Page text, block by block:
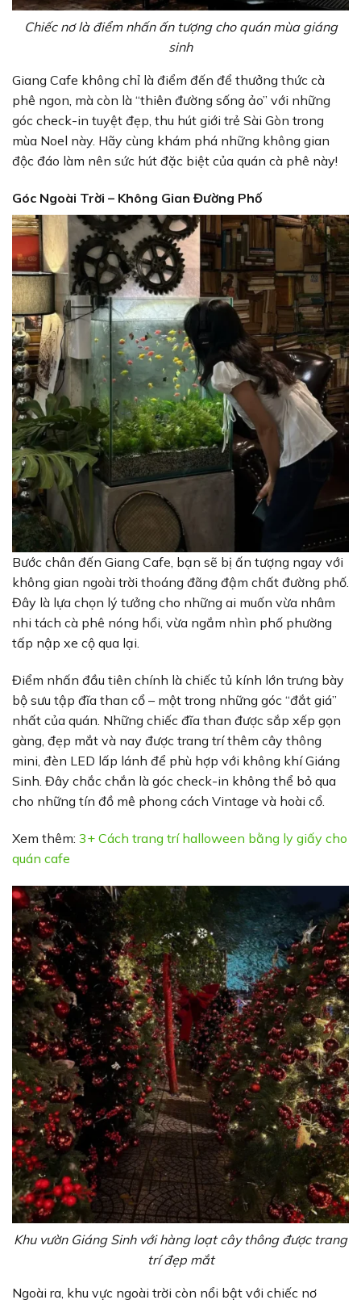
Chiếc nơ là điểm nhấn ấn tượng cho quán mùa giáng
sinh
Giang Cafe không chỉ là điểm đến để thưởng thức cà
phê ngon, mà còn là “thiên đường sống ảo” với những
góc check-in tuyệt đẹp, thu hút giới trẻ Sài Gòn trong
mùa Noel này. Hãy cùng khám phá những không gian
độc đáo làm nên sức hút đặc biệt của quán cà phê này!
Góc Ngoài Trời – Không Gian Đường Phố
Bước chân đến Giang Cafe, bạn sẽ bị ấn tượng ngay với
không gian ngoài trời thoáng đãng đậm chất đường phố.
Đây là lựa chọn lý tưởng cho những ai muốn vừa nhâm
nhi tách cà phê nóng hổi, vừa ngắm nhìn phố phường
tấp nập xe cộ qua lại.
Điểm nhấn đầu tiên chính là chiếc tủ kính lớn trưng bày
bộ sưu tập đĩa than cổ – một trong những góc “đắt giá”
nhất của quán. Những chiếc đĩa than được sắp xếp gọn
gàng, đẹp mắt và nay được trang trí thêm cây thông
mini, đèn LED lấp lánh để phù hợp với không khí Giáng
Sinh. Đây chắc chắn là góc check-in không thể bỏ qua
cho những tín đồ mê phong cách Vintage và hoài cổ.
Xem thêm: 3+ Cách trang trí halloween bằng ly giấy cho
quán cafe
Khu vườn Giáng Sinh với hàng loạt cây thông được trang
trí đẹp mắt
Ngoài ra, khu vực ngoài trời còn nổi bật với chiếc nơ